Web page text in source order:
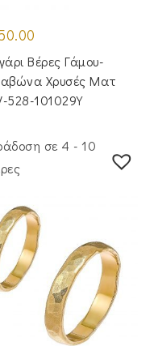
Βέρες Γάμου-
Χρυσές Ματ
528-101029Y
σε 4 - 10